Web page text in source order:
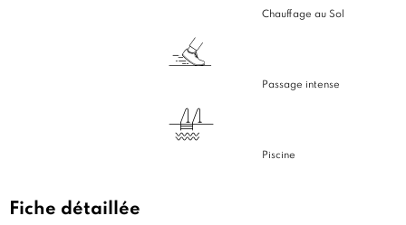
Chauffage au Sol
Passage intense
Piscine
Fiche détaillée